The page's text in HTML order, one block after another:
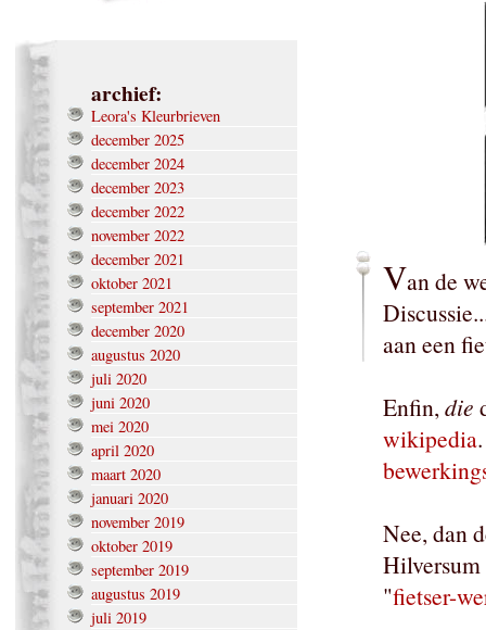
archief:
Leora's Kleurbrieven
december 2025
december 2024
december 2023
december 2022
november 2022
december 2021
oktober 2021
september 2021
december 2020
augustus 2020
juli 2020
juni 2020
mei 2020
april 2020
maart 2020
januari 2020
november 2019
oktober 2019
september 2019
augustus 2019
juli 2019
Van de
aan een
Enfin,die
wikipedia
Nee, dan
"fietser-